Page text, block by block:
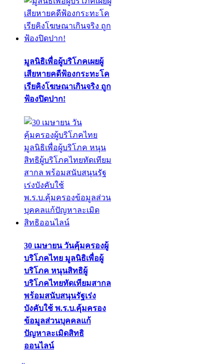
มูลนิธิเพื่อผู้บริโภคเผยผู้
เสียหายคดีฟ้องกระทะโค
เรียคิงโฆษณาเกินจริง ถูก
ฟ้องปิดปาก!
30 เมษายน วันคุ้มครองผู้
บริโภคไทย มูลนิธิเพื่อผู้
บริโภค หนุนสิทธิผู้
บริโภคไทยทัดเทียมสากล
พร้อมสนับสนุนรัฐเร่ง
บังคับใช้ พ.ร.บ.คุ้มครอง
ข้อมูลส่วนบุคคลแก้
ปัญหาละเมิดสิทธิ
ออนไลน์